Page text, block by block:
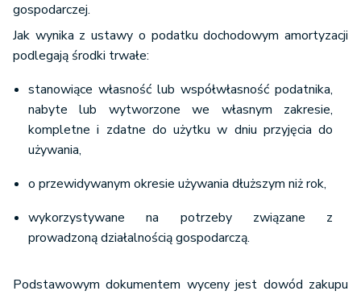
gospodarczej.
Jak wynika z ustawy o podatku dochodowym amortyzacji
podlegają środki trwałe:
stanowiące własność lub współwłasność podatnika,
nabyte lub wytworzone we własnym zakresie,
kompletne i zdatne do użytku w dniu przyjęcia do
używania,
o przewidywanym okresie używania dłuższym niż rok,
wykorzystywane na potrzeby związane z
prowadzoną działalnością gospodarczą.
Podstawowym dokumentem wyceny jest dowód zakupu